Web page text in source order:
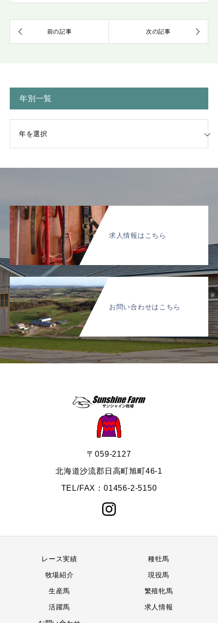
年別一覧
求人情報はこちら
お問い合わせはこちら
〒059-2127
北海道沙流郡日高町旭町46-1
TEL/FAX：01456-2-5150
レース実績 種牡馬
牧場紹介 現役馬
生産馬 繁殖牝馬
活躍馬 求人情報